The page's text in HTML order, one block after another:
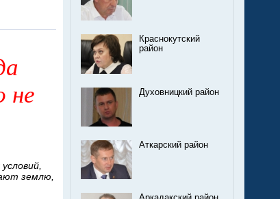
не
землю,
Краснокутский
район
Духовницкий район
Аткарский район